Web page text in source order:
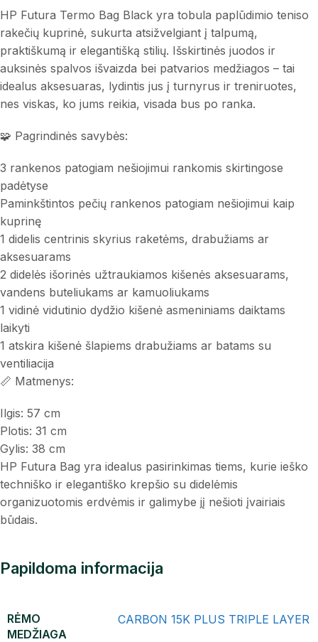
HP Futura Termo Bag Black yra tobula paplūdimio teniso
rakečių kuprinė, sukurta atsižvelgiant į talpumą,
praktiškumą ir elegantišką stilių. Išskirtinės juodos ir
auksinės spalvos išvaizda bei patvarios medžiagos – tai
idealus aksesuaras, lydintis jus į turnyrus ir treniruotes,
nes viskas, ko jums reikia, visada bus po ranka.
🧩 Pagrindinės savybės:
3 rankenos patogiam nešiojimui rankomis skirtingose
padėtyse
Paminkštintos pečių rankenos patogiam nešiojimui kaip
kuprinę
1 didelis centrinis skyrius raketėms, drabužiams ar
aksesuarams
2 didelės išorinės užtraukiamos kišenės aksesuarams,
vandens buteliukams ar kamuoliukams
1 vidinė vidutinio dydžio kišenė asmeniniams daiktams
laikyti
1 atskira kišenė šlapiems drabužiams ar batams su
ventiliacija
📏 Matmenys:
Ilgis: 57 cm
Plotis: 31 cm
Gylis: 38 cm
HP Futura Bag yra idealus pasirinkimas tiems, kurie ieško
techniško ir elegantiško krepšio su didelėmis
organizuotomis erdvėmis ir galimybe jį nešioti įvairiais
būdais.
Papildoma informacija
RĖMO
MEDŽIAGA
CARBON 15K PLUS TRIPLE LAYER